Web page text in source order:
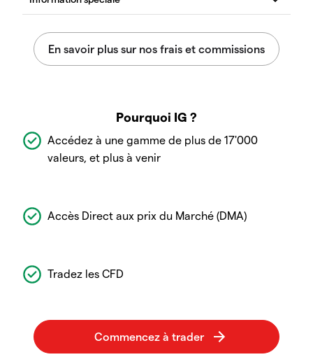
Pourquoi IG ?
Accédez à une gamme de plus de 17'000
valeurs, et plus à venir
Accès Direct aux prix du Marché (DMA)
Tradez les CFD